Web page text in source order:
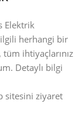
Elektrik
herhangi bir
ihtiyaçlarınız
Detaylı bilgi
sitesini ziyaret